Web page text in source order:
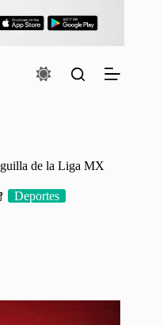
de la Liga MX
Deportes